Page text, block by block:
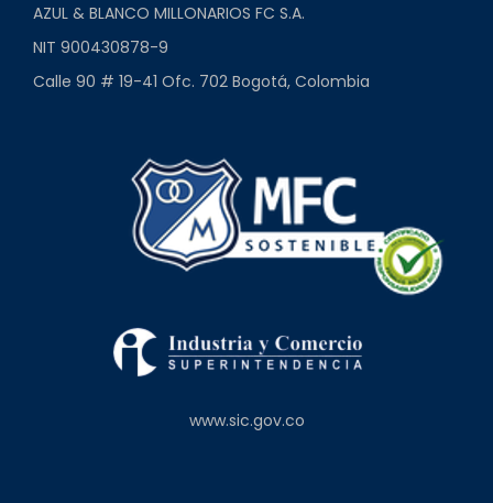
AZUL & BLANCO MILLONARIOS FC S.A.
NIT 900430878-9
Calle 90 # 19-41 Ofc. 702 Bogotá, Colombia
www.sic.gov.co